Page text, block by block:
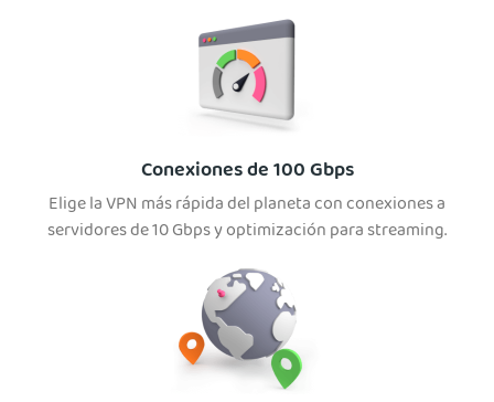
Conexiones de 100 Gbps
Elige la VPN más rápida del planeta con conexiones a
servidores de 10 Gbps y optimización para streaming.